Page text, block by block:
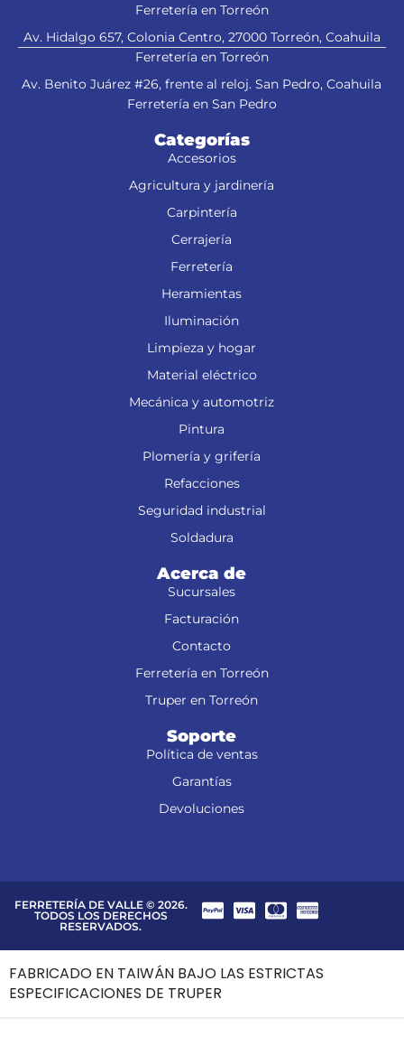
Ferretería en Torreón
Av. Hidalgo 657, Colonia Centro, 27000 Torreón, Coahuila
Ferretería en Torreón
Av. Benito Juárez #26, frente al reloj. San Pedro, Coahuila
Ferretería en San Pedro
Categorías
Accesorios
Agricultura y jardinería
Carpintería
Cerrajería
Ferretería
Heramientas
Iluminación
Limpieza y hogar
Material eléctrico
Mecánica y automotriz
Pintura
Plomería y grifería
Refacciones
Seguridad industrial
Soldadura
Acerca de
Sucursales
Facturación
Contacto
Ferretería en Torreón
Truper en Torreón
Soporte
Política de ventas
Garantías
Devoluciones
FERRETERÍA DE VALLE © 2026.
TODOS LOS DERECHOS
RESERVADOS.
FABRICADO EN TAIWÁN BAJO LAS ESTRICTAS
ESPECIFICACIONES DE TRUPER